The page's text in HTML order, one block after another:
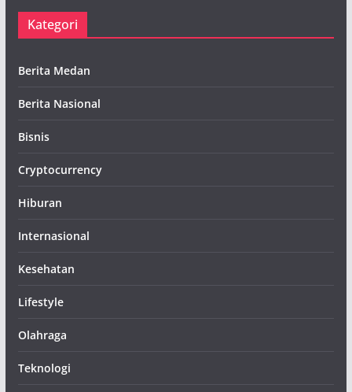
Kategori
Berita Medan
Berita Nasional
Bisnis
Cryptocurrency
Hiburan
Internasional
Kesehatan
Lifestyle
Olahraga
Teknologi